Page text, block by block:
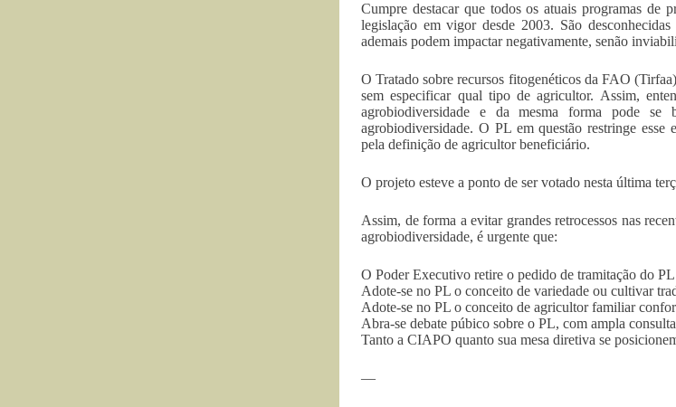
Cumpre destacar que todos os atuais programas de
legislação em vigor desde 2003. São
ademais podem impactar negativamente, senão
O Tratado sobre recursos fitogenéticos da FAO
sem especificar qual tipo de agricultor. Assim,
agrobiodiversidade e da mesma forma pode
agrobiodiversidade. O PL em questão restringe esse
pela definição de agricultor beneficiário.
O projeto esteve a ponto de ser votado nesta última
Assim, de forma a evitar grandes retrocessos nas
agrobiodiversidade, é urgente que:
O Poder Executivo retire o pedido de tramitação do
Adote-se no PL o conceito de variedade ou cultivar
Adote-se no PL o conceito de agricultor familiar
Abra-se debate púbico sobre o PL, com ampla
Tanto a CIAPO quanto sua mesa diretiva se
—